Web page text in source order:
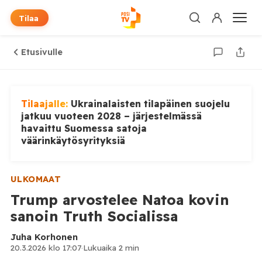
Tilaa
Etusivulle
Tilaajalle: Ukrainalaisten tilapäinen suojelu
jatkuu vuoteen 2028 – järjestelmässä
havaittu Suomessa satoja
väärinkäytösyrityksiä
ULKOMAAT
Trump arvostelee Natoa kovin
sanoin Truth Socialissa
Juha Korhonen
20.3.2026 klo 17:07·Lukuaika 2 min